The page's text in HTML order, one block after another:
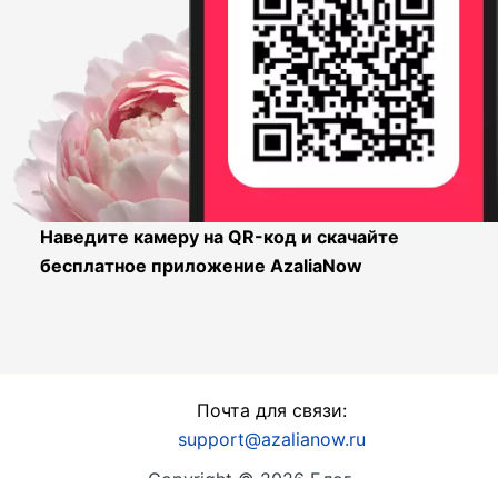
Наведите камеру на QR-код и скачайте
бесплатное приложение AzaliaNow
Почта для связи:
support@azalianow.ru